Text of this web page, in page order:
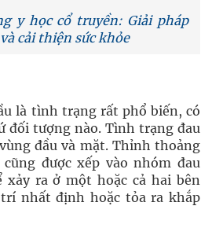
y học cổ truyền: Giải pháp
cải thiện sức khỏe
là tình trạng rất phổ biến, có
đối tượng nào. Tình trạng đau
đầu và mặt. Thỉnh thoảng
được xếp vào nhóm đau
xảy ra ở một hoặc cả hai bên
nhất định hoặc tỏa ra khắp